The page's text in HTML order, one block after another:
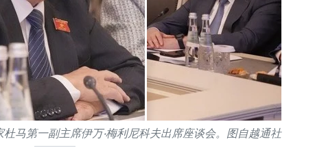
马第一副主席伊万·梅利尼科夫出席座谈会。图自越通社